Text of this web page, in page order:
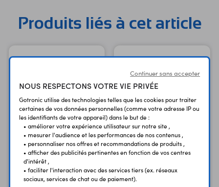
la carte microSD contenant l'OS. Un coffret ventilé est
USB Type-C - 9 à 12 Vcc via chargeur USB Type-C
RK3399-T Processeurs: - ARM Cortex-A72 dual core à
4 GB LPDDR4 GPU: ARM Mali T860MP4 (compatible
OpenGL, Vulkan et OpenCL) Connectivité: - Wi-Fi: 5 GHz -
802.11 a/c - Bluetooth 5 compatible BLE - antenne intégrée
- Ethernet sur port RJ45 Stockage: - lecteur de carte
microSD (non incluse) - connecteur M.2 Key M pour SSD
compatible (PCIe) - interface haute densité B2B pour
mémoire eMMC (non incluse) Ports USB: - 2 x ports USB
Produits liés à cet article
Mémoire eMMC 32 GB
VA001-32G
pour cartes Rock
compatibles
Mémoire eMMC 64 GB
VA001-64G
pour cartes Rock
compatibles
Continuer sans accepter
NOUS RESPECTONS VOTRE VIE PRIVÉE
Gotronic utilise des technologies telles que les cookies pour traiter
certaines de vos données personnelles (comme votre adresse IP ou
les identifiants de votre appareil) dans le but de :
• améliorer votre expérience utilisateur sur notre site ,
• mesurer l'audience et les performances de nos contenus ,
• personnaliser nos offres et recommandations de produits ,
• afficher des publicités pertinentes en fonction de vos centres
d'intérêt ,
• faciliter l'interaction avec des services tiers (ex. réseaux
sociaux, services de chat ou de paiement).